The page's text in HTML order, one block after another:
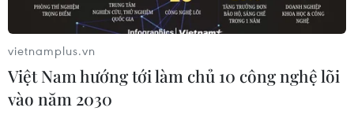
vietnamplus.vn
Việt Nam hướng tới làm chủ 10 công nghệ lõi
vào năm 2030